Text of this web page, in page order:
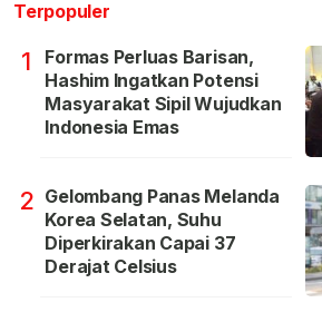
Terpopuler
1
Formas Perluas Barisan,
Hashim Ingatkan Potensi
Masyarakat Sipil Wujudkan
Indonesia Emas
2 Gelombang Panas Melanda
Korea Selatan, Suhu
Diperkirakan Capai 37
Derajat Celsius